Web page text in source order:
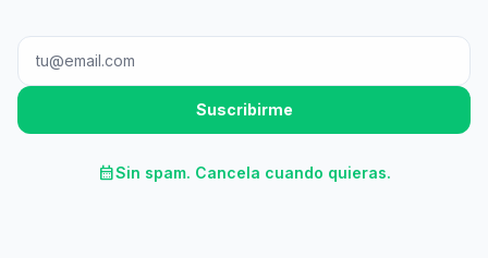
Suscribirme
calendar_monthSin spam. Cancela cuando quieras.